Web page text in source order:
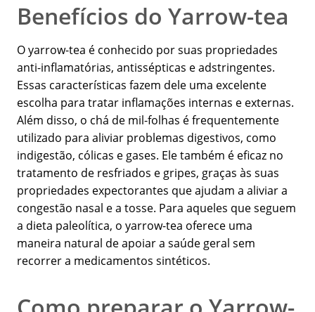
Benefícios do Yarrow-tea
O yarrow-tea é conhecido por suas propriedades
anti-inflamatórias, antissépticas e adstringentes.
Essas características fazem dele uma excelente
escolha para tratar inflamações internas e externas.
Além disso, o chá de mil-folhas é frequentemente
utilizado para aliviar problemas digestivos, como
indigestão, cólicas e gases. Ele também é eficaz no
tratamento de resfriados e gripes, graças às suas
propriedades expectorantes que ajudam a aliviar a
congestão nasal e a tosse. Para aqueles que seguem
a dieta paleolítica, o yarrow-tea oferece uma
maneira natural de apoiar a saúde geral sem
recorrer a medicamentos sintéticos.